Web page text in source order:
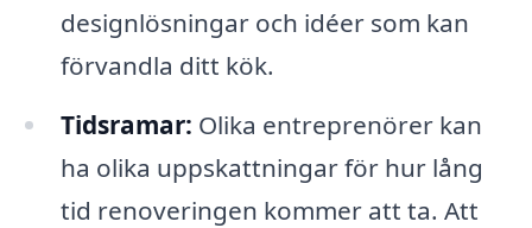
designlösningar och idéer som kan
förvandla ditt kök.
Tidsramar: Olika entreprenörer kan
ha olika uppskattningar för hur lång
tid renoveringen kommer att ta. Att